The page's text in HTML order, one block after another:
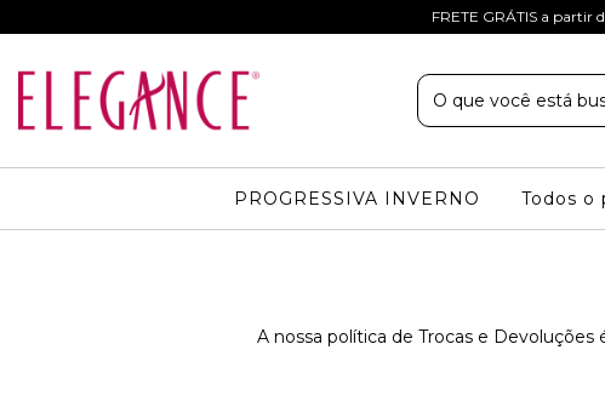
FRETE GRÁTIS a partir
PROGRESSIVA INVERNO Todos
A nossa política de Trocas e